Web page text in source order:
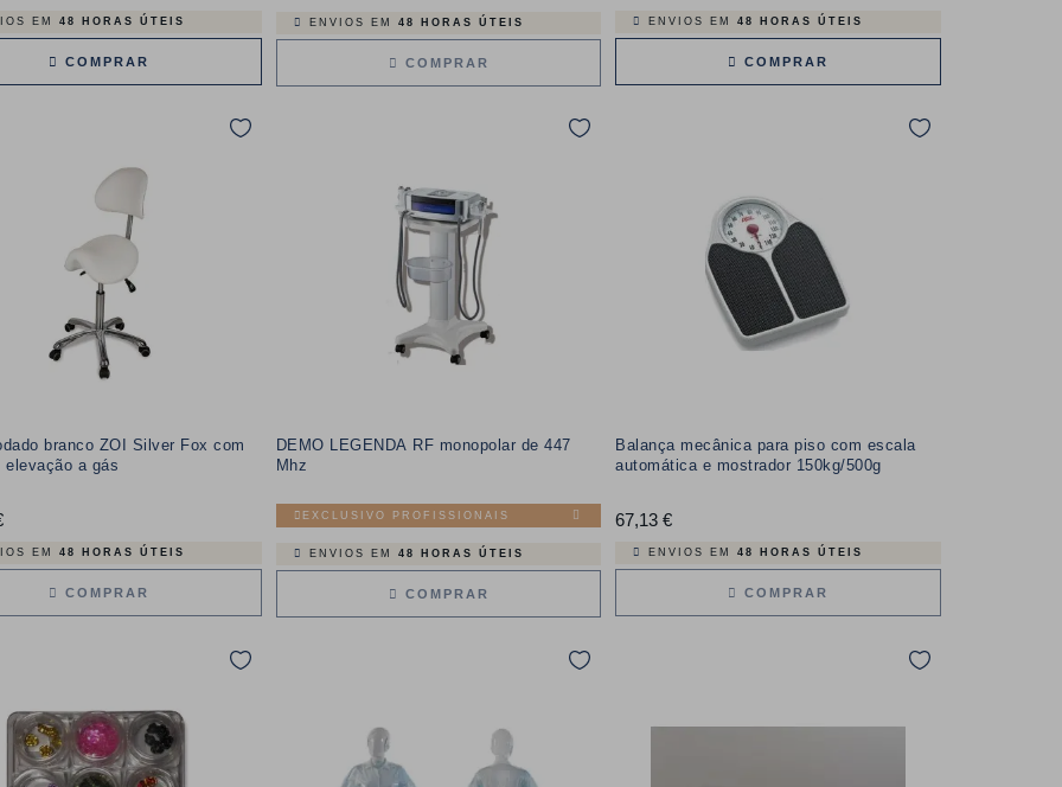
EM 48 HORAS ÚTEIS
COMPRAR
ENVIOS EM 48 HORAS ÚTEIS
COMPRAR
ENVIOS EM48 HORAS ÚTEIS
COMPRAR
branco ZOI Silver Fox com
elevação a gás
Preço
EM 48 HORAS ÚTEIS
COMPRAR
DEMO LEGENDA RF monopolar de 447
Mhz
EXCLUSIVO PROFISSIONAIS
ENVIOS EM 48 HORAS ÚTEIS
COMPRAR
Balança mecânica para piso com escala
automática e mostrador 150kg/500g
67,13 €Preço
ENVIOS EM48 HORAS ÚTEIS
COMPRAR